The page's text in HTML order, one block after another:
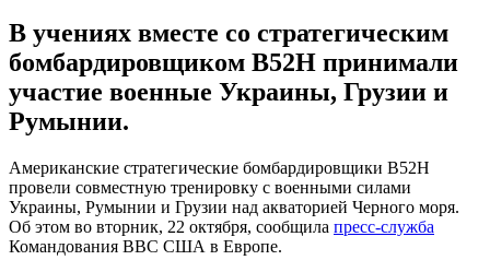
В учениях вместе со стратегическим
бомбардировщиком B52H принимали
участие военные Украины, Грузии и
Румынии.
Американские стратегические бомбардировщики B52H
провели совместную тренировку с военными силами
Украины, Румынии и Грузии над акваторией Черного моря.
Об этом во вторник, 22 октября, сообщила пресс-служба
Командования ВВС США в Европе.